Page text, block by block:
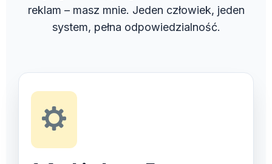
reklam – masz mnie. Jeden człowiek, jeden
system, pełna odpowiedzialność.